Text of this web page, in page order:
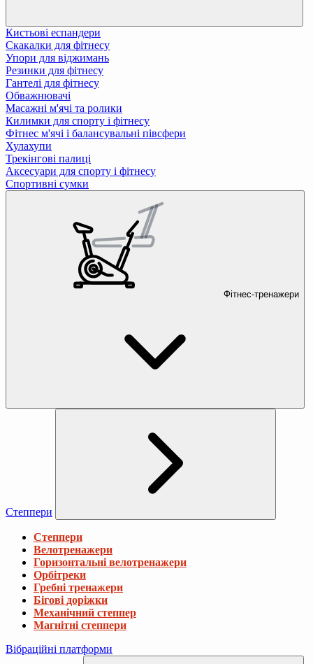
Кистьові еспандери
Скакалки для фітнесу
Упори для віджимань
Резинки для фітнесу
Гантелі для фітнесу
Обважнювачі
Масажні м'ячі та ролики
Килимки для спорту і фітнесу
Фітнес м'ячі і балансувальні півсфери
Хулахупи
Трекінгові палиці
Аксесуари для спорту і фітнесу
Спортивні сумки
Фітнес-тренажери
Степпери
Степпери
Велотренажери
Горизонтальні велотренажери
Орбітреки
Гребні тренажери
Бігові доріжки
Механічний степпер
Магнітні степпери
Вібраційні платформи